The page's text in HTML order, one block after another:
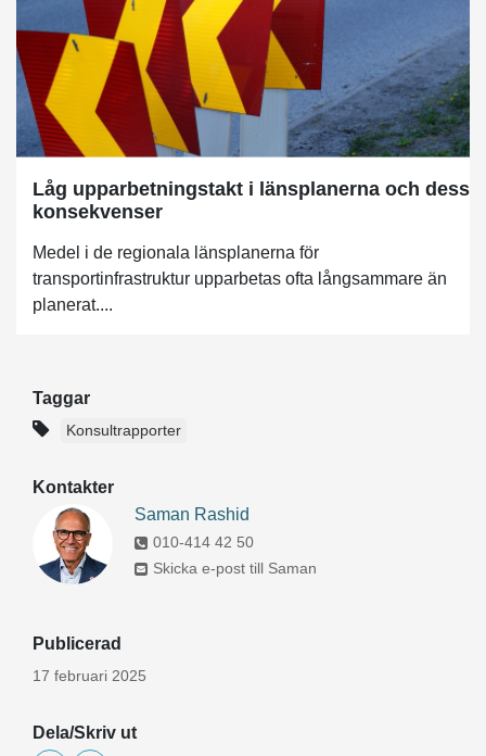
Låg upparbetningstakt i länsplanerna och dess
konsekvenser
Medel i de regionala länsplanerna för
transportinfrastruktur upparbetas ofta långsammare än
planerat....
Taggar
Konsultrapporter
Kontakter
Saman Rashid
010-414 42 50
Skicka e-post till Saman
Publicerad
17 februari 2025
Dela/Skriv ut